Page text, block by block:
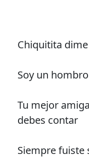
Chiquitita
Soy un
Tu mejor
debes contar
Siempre fuiste